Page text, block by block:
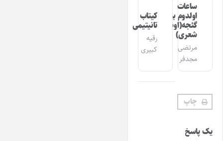
ساعات
اولدوم بیر
گئجه(اوشاق
شعری)
مرتضی
مجدفر
کیتاب
تانیتیمی
رقیه
کبیری
چاپ
یک پاسخ